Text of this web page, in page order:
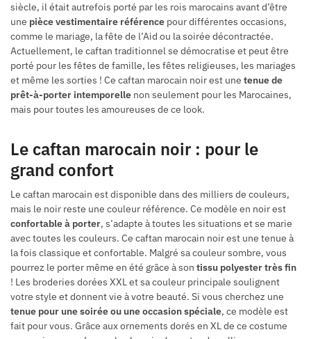
siècle, il était autrefois porté par les rois marocains avant d’être
une pièce vestimentaire référence pour différentes occasions,
comme le mariage, la fête de l’Aid ou la soirée décontractée.
Actuellement, le caftan traditionnel se démocratise et peut être
porté pour les fêtes de famille, les fêtes religieuses, les mariages
et même les sorties ! Ce caftan marocain noir est une tenue de
prêt-à-porter intemporelle non seulement pour les Marocaines,
mais pour toutes les amoureuses de ce look.
Le caftan marocain noir : pour le
grand confort
Le caftan marocain est disponible dans des milliers de couleurs,
mais le noir reste une couleur référence. Ce modèle en noir est
confortable à porter, s’adapte à toutes les situations et se marie
avec toutes les couleurs. Ce caftan marocain noir est une tenue à
la fois classique et confortable. Malgré sa couleur sombre, vous
pourrez le porter même en été grâce à son tissu polyester très fin
! Les broderies dorées XXL et sa couleur principale soulignent
votre style et donnent vie à votre beauté. Si vous cherchez une
tenue pour une soirée ou une occasion spéciale, ce modèle est
fait pour vous. Grâce aux ornements dorés en XL de ce costume